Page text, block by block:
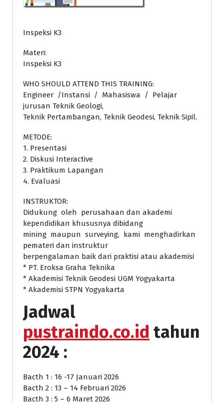
Inspeksi K3
Materi:
Inspeksi K3
WHO SHOULD ATTEND THIS TRAINING:
Engineer /Instansi / Mahasiswa / Pelajar
jurusan Teknik Geologi,
Teknik Pertambangan, Teknik Geodesi, Teknik Sipil.
METODE:
1. Presentasi
2. Diskusi Interactive
3. Praktikum Lapangan
4. Evaluasi
INSTRUKTOR:
Didukung oleh perusahaan dan akademi
kependidikan khususnya dibidang
mining maupun surveying, kami menghadirkan
pemateri dan instruktur
berpengalaman baik dari praktisi atau akademisi
* PT. Eroksa Graha Teknika
* Akademisi Teknik Geodesi UGM Yogyakarta
* Akademisi STPN Yogyakarta
Jadwal
pustraindo.co.id tahun
2024 :
Bacth 1 : 16 -17 Januari 2026
Bacth 2 : 13 – 14 Februari 2026
Bacth 3 : 5 – 6 Maret 2026